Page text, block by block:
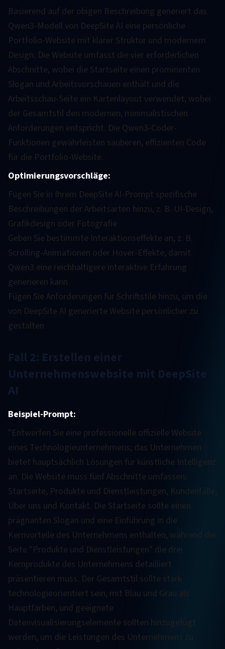
Basierend auf der obigen Beschreibung generiert das
Qwen3-Modell von DeepSite AI eine persönliche
Portfolio-Website mit klarer Struktur und modernem
Design. Die Website umfasst die vier erforderlichen
Abschnitte, wobei die Startseite einen prominenten
Slogan und Arbeitsvorschauen enthält und die
Arbeitsschau-Seite ein Kartenlayout verwendet, wobei
der Gesamtstil den modernen, minimalistischen
Anforderungen entspricht. Die Qwen3-Coder-
Funktionen gewährleisten sauberen, effizienten Code
für die Portfolio-Website.
Optimierungsvorschläge:
Fügen Sie in Ihrem DeepSite AI-Prompt spezifische
Beschreibungen der Arbeitsarten hinzu, z. B. UI-Design,
Grafikdesign oder Fotografie
Geben Sie bestimmte Interaktionseffekte an, z. B.
Scrolling-Animationen oder Hover-Effekte, damit
Qwen3 eine reichhaltigere interaktive Erfahrung
generieren kann
Fügen Sie Anforderungen für Schriftstile hinzu, um die
von DeepSite AI generierte Website persönlicher zu
gestalten
Fall 2: Erstellen einer
Unternehmenswebsite mit DeepSite
AI
Beispiel-Prompt:
"Entwerfen Sie eine professionelle offizielle Website
eines Technologieunternehmens; das Unternehmen
bietet hauptsächlich Lösungen für künstliche Intelligenz
an. Die Website muss fünf Abschnitte umfassen:
Startseite, Produkte und Dienstleistungen, Kundenfälle,
Über uns und Kontakt. Die Startseite sollte einen
prägnanten Slogan und eine Einführung in die
Kernvorteile des Unternehmens enthalten, während die
Seite "Produkte und Dienstleistungen" die drei
Kernprodukte des Unternehmens detailliert
präsentieren muss. Der Gesamtstil sollte stark
technologieorientiert sein, mit Blau und Grau als
Hauptfarben, und geeignete
Datenvisualisierungselemente sollten hinzugefügt
werden, um die Leistungen des Unternehmens zu